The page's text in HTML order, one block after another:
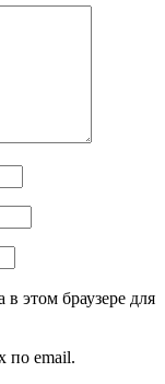
этом браузере для
по email.